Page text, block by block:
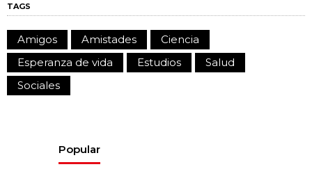
TAGS
Amigos Amistades
Ciencia
Esperanza de vida
Estudios
Salud
Sociales
Popular